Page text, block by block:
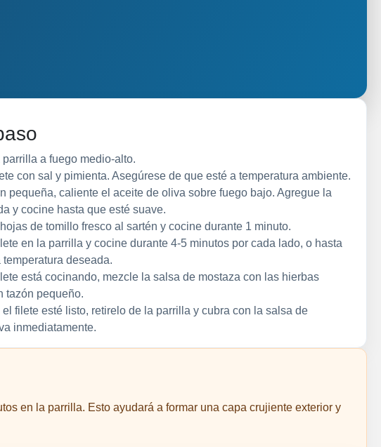
a fuego medio-alto.
con sal y pimienta. Asegúrese de que esté a temperatura ambiente.
pequeña, caliente el aceite de oliva sobre fuego bajo. Agregue la
y cocine hasta que esté suave.
de tomillo fresco al sartén y cocine durante 1 minuto.
en la parrilla y cocine durante 4-5 minutos por cada lado, o hasta
deseada.
está cocinando, mezcle la salsa de mostaza con las hierbas
tazón pequeño.
filete esté listo, retirelo de la parrilla y cubra con la salsa de
inmediatamente.
en la parrilla. Esto ayudará a formar una capa crujiente exterior y